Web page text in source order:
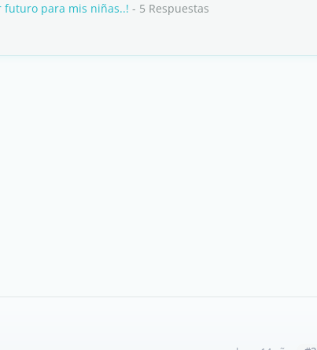
para mis niñas..! - 5 Respuestas